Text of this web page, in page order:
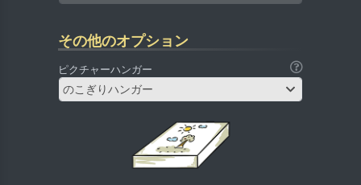
その他のオプション
ピクチャーハンガー
のこぎりハンガー